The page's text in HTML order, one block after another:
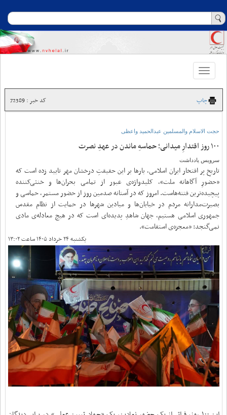
Toggle
navigation
چاپ کد خبر : 72389
حجت الاسلام والمسلمین عبدالحمید واعظی
۱۰۰ روز اقتدارِ میدانی؛ حماسهِ ماندن در عهدِ نصرت
سرویس یادداشت
تاریخِ پر افتخار ایران اسلامی، بارها بر این حقیقتِ درخشان مهر تایید زده است که
«حضورِ آگاهانه ملت»، کلیدواژه‌ی عبور از تمامی بحران‌ها و خنثی‌کننده
پیچیده‌ترین فتنه‌هاست. امروز که در آستانه صدمین روز از حضور مستمر، حماسی و
بصیرت‌مدارانه مردم در خیابان‌ها و میادین شهرها در حمایت از نظام مقدس
جمهوری اسلامی هستیم، جهان شاهدِ پدیده‌ای است که در هیچ معادله‌ی مادی
نمی‌گنجد: «معجزه‌ی استقامت».
یکشنبه ۲۴ خرداد ۱۴۰۵ ساعت ۱۳:۰۲